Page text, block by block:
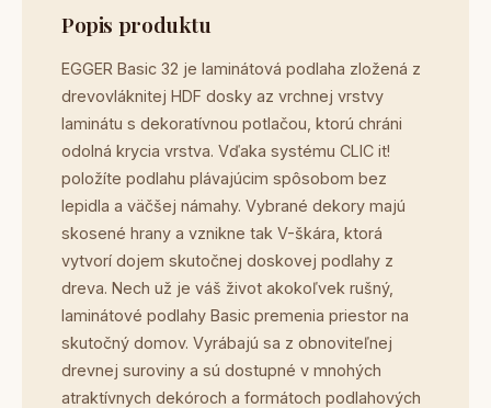
Popis produktu
EGGER Basic 32 je laminátová podlaha zložená z
drevovláknitej HDF dosky az vrchnej vrstvy
laminátu s dekoratívnou potlačou, ktorú chráni
odolná krycia vrstva. Vďaka systému CLIC it!
položíte podlahu plávajúcim spôsobom bez
lepidla a väčšej námahy. Vybrané dekory majú
skosené hrany a vznikne tak V-škára, ktorá
vytvorí dojem skutočnej doskovej podlahy z
dreva. Nech už je váš život akokoľvek rušný,
laminátové podlahy Basic premenia priestor na
skutočný domov. Vyrábajú sa z obnoviteľnej
drevnej suroviny a sú dostupné v mnohých
atraktívnych dekóroch a formátoch podlahových